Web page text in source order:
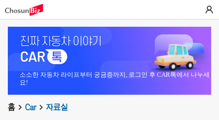
소소한 자동차 라이프부터 궁금증까지, 로그인 후 CAR톡에서 나누세
요!
홈 Car 자료실